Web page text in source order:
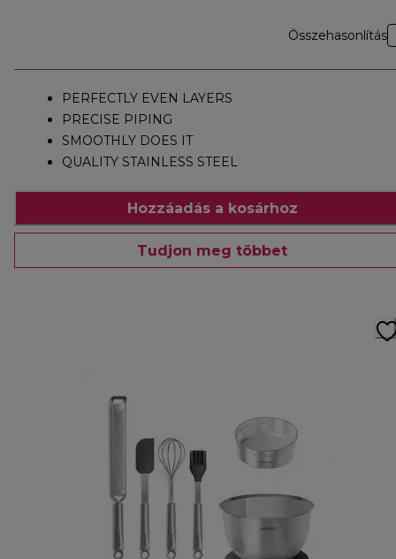
Összehasonlítás
PERFECTLY EVEN LAYERS
PRECISE PIPING
SMOOTHLY DOES IT
QUALITY STAINLESS STEEL
Hozzáadás a kosárhoz
Tudjon meg többet